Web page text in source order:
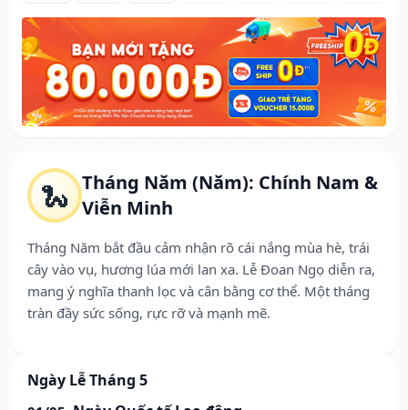
🐍 Tháng Năm (Năm): Chính Nam &
Viễn Minh
Tháng Năm bắt đầu cảm nhận rõ cái nắng mùa hè, trái
cây vào vụ, hương lúa mới lan xa. Lễ Đoan Ngọ diễn ra,
mang ý nghĩa thanh lọc và cân bằng cơ thể. Một tháng
tràn đầy sức sống, rực rỡ và mạnh mẽ.
Ngày Lễ Tháng 5